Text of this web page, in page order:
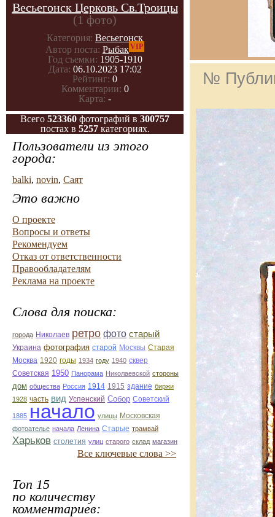
Весьегонск Церковь Св.Троицы
(1 фото)
Категория: Весьегонск
Автор поста: РыбакVIP
Год съемки: 1905-1910
Дата: 06.10.2023 17:02
Рейтинг: 0
Комментарии: 0
Карта: -
Всего 523360 фотографий в 300757
постах в 5257категориях.
Пользователи из этого
города:
balki, novin, Саят
Это важно
О проекте
Вопросы и ответы
Рекомендуем
Отказ от ответственности
Правообладателям
Реклама на проекте
Слова для поиска:
города Николаев ретро фото старый
Украина фотография старой Москвы Старая
Москва 1920 годы 1934 году 1940 сквер
Советская 1950 Панорама Николаевской стороны
дом общества Россия 1914 1915 здание биржи
1928 часть вид Успенский Собор Советский
1885 начало улицы Московская
фотоателье начала Ленина Старые трамвай
Харьков столетия улиц старого склад магазин
Все ключевые слова >>
Топ 15
по количеству
комментариев:
№